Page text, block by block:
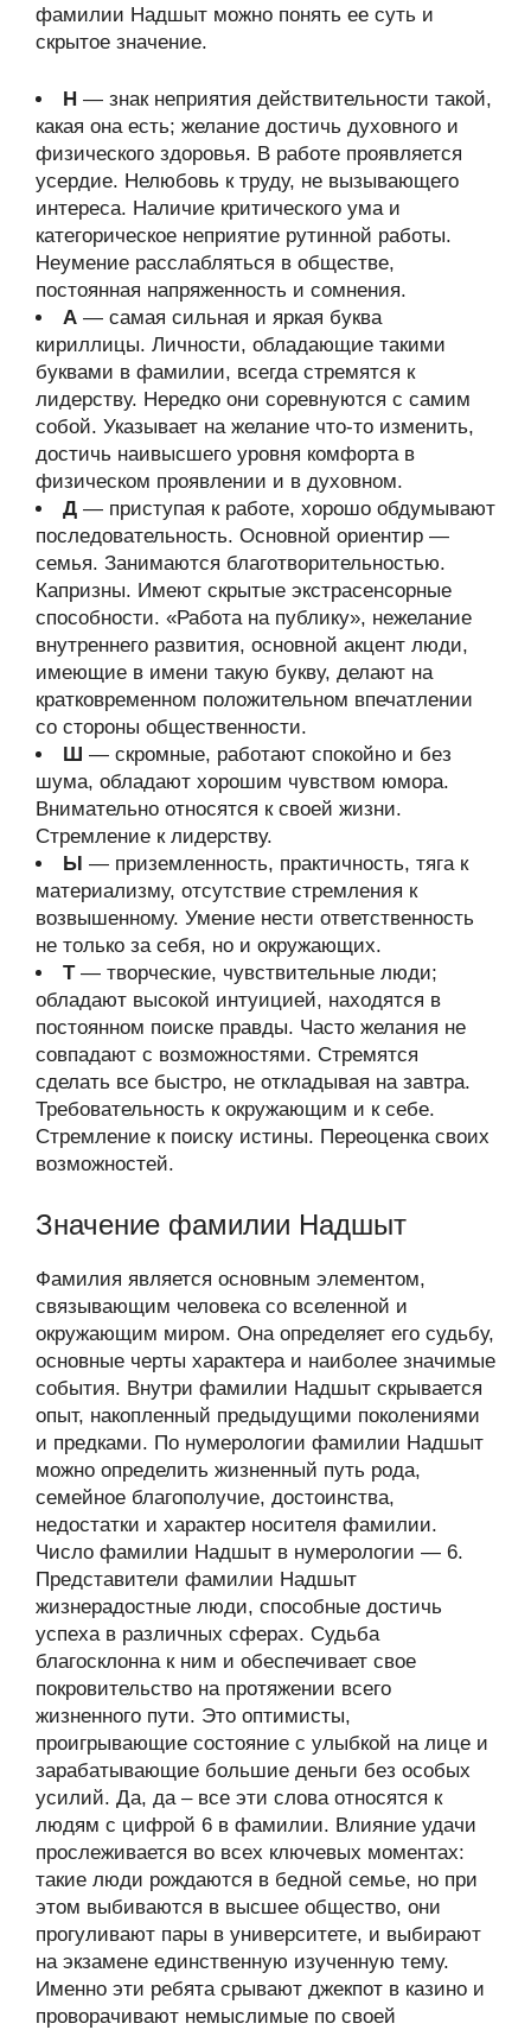
фамилии Надшыт можно понять ее суть и
скрытое значение.
Н — знак неприятия действительности такой,
какая она есть; желание достичь духовного и
физического здоровья. В работе проявляется
усердие. Нелюбовь к труду, не вызывающего
интереса. Наличие критического ума и
категорическое неприятие рутинной работы.
Неумение расслабляться в обществе,
постоянная напряженность и сомнения.
А — самая сильная и яркая буква
кириллицы. Личности, обладающие такими
буквами в фамилии, всегда стремятся к
лидерству. Нередко они соревнуются с самим
собой. Указывает на желание что-то изменить,
достичь наивысшего уровня комфорта в
физическом проявлении и в духовном.
Д — приступая к работе, хорошо обдумывают
последовательность. Основной ориентир —
семья. Занимаются благотворительностью.
Капризны. Имеют скрытые экстрасенсорные
способности. «Работа на публику», нежелание
внутреннего развития, основной акцент люди,
имеющие в имени такую букву, делают на
кратковременном положительном впечатлении
со стороны общественности.
Ш — скромные, работают спокойно и без
шума, обладают хорошим чувством юмора.
Внимательно относятся к своей жизни.
Стремление к лидерству.
Ы — приземленность, практичность, тяга к
материализму, отсутствие стремления к
возвышенному. Умение нести ответственность
не только за себя, но и окружающих.
Т— творческие, чувствительные люди;
обладают высокой интуицией, находятся в
постоянном поиске правды. Часто желания не
совпадают с возможностями. Стремятся
сделать все быстро, не откладывая на завтра.
Требовательность к окружающим и к себе.
Стремление к поиску истины. Переоценка своих
возможностей.
Значение фамилии Надшыт
Фамилия является основным элементом,
связывающим человека со вселенной и
окружающим миром. Она определяет его судьбу,
основные черты характера и наиболее значимые
события. Внутри фамилии Надшыт скрывается
опыт, накопленный предыдущими поколениями
и предками. По нумерологии фамилии Надшыт
можно определить жизненный путь рода,
семейное благополучие, достоинства,
недостатки и характер носителя фамилии.
Число фамилии Надшыт в нумерологии — 6.
Представители фамилии Надшыт
жизнерадостные люди, способные достичь
успеха в различных сферах. Судьба
благосклонна к ним и обеспечивает свое
покровительство на протяжении всего
жизненного пути. Это оптимисты,
проигрывающие состояние с улыбкой на лице и
зарабатывающие большие деньги без особых
усилий. Да, да – все эти слова относятся к
людям с цифрой 6 в фамилии. Влияние удачи
прослеживается во всех ключевых моментах:
такие люди рождаются в бедной семье, но при
этом выбиваются в высшее общество, они
прогуливают пары в университете, и выбирают
на экзамене единственную изученную тему.
Именно эти ребята срывают джекпот в казино и
проворачивают немыслимые по своей